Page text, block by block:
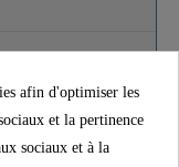
afin d'optimiser les
et la pertinence
sociaux et à la